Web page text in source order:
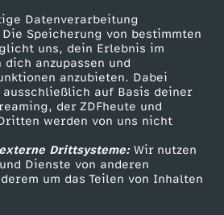
Datenverarbeitung
Speicherung von bestimmten
uns, dein Erlebnis im
dich anzupassen und
anzubieten. Dabei
auf Basis deiner
der ZDFheute und
werden von uns nicht
Drittsysteme:Wir nutzen
Dienste von anderen
um das Teilen von Inhalten
Zuschauerservice
Hilfe